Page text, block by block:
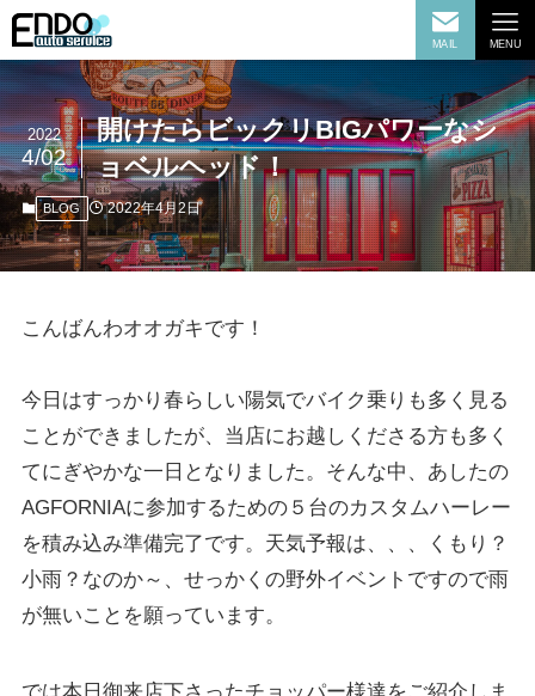
MAIL MENU
開けたらビックリBIGパワーなシ
ョベルヘッド！
2022
4/02
BLOG 2022年4月2日
こんばんわオオガキです！
今日はすっかり春らしい陽気でバイク乗りも多く見る
ことができましたが、当店にお越しくださる方も多く
てにぎやかな一日となりました。そんな中、あしたの
AGFORNIAに参加するための５台のカスタムハーレー
を積み込み準備完了です。天気予報は、、、くもり？
小雨？なのか～、せっかくの野外イベントですので雨
が無いことを願っています。